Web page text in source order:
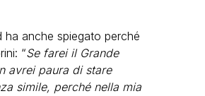
ha anche spiegato perché
“Se farei il Grande
avrei paura di stare
simile, perché nella mia